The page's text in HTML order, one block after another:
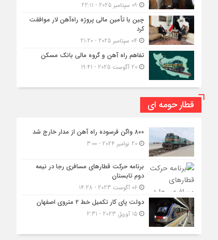
چین با تأمین مالی پروژه راه‌آهن لار موافقت
کرد
تفاهم راه آهن و گروه مالی بانک مسکن
20 آگوست 2025 - 19:41
قطار حومه ای
۸۰۰ واگن فرسوده راه آهن از مدار خارج شد
20 نوامبر 2024 - 3:00
برنامه حرکت قطارهای مسافری رجا در نیمه
دوم تابستان
06 آگوست 2023 - 14:28
دولت پای کار تکمیل خط ۲ متروی اصفهان
15 آوریل 2023 - 2:31